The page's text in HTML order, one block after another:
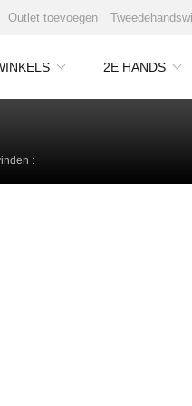
Outlet toevoegen
2E HANDS
: